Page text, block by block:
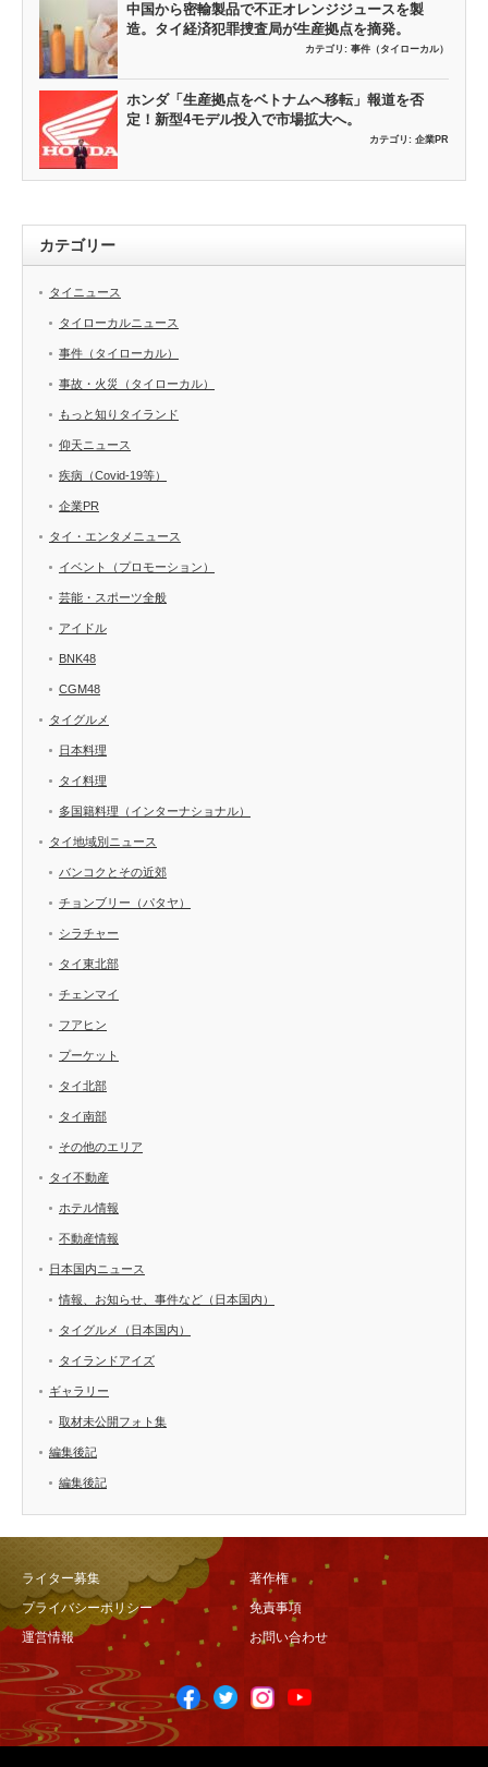
中国から密輸製品で不正オレンジジュースを製
造。タイ経済犯罪捜査局が生産拠点を摘発。
カテゴリ: 事件（タイローカル）
ホンダ「生産拠点をベトナムへ移転」報道を否
定！新型4モデル投入で市場拡大へ。
カテゴリ: 企業PR
カテゴリー
タイニュース
タイローカルニュース
事件（タイローカル）
事故・火災（タイローカル）
もっと知りタイランド
仰天ニュース
疾病（Covid-19等）
企業PR
タイ・エンタメニュース
イベント（プロモーション）
芸能・スポーツ全般
アイドル
BNK48
CGM48
タイグルメ
日本料理
タイ料理
多国籍料理（インターナショナル）
タイ地域別ニュース
バンコクとその近郊
チョンブリー（パタヤ）
シラチャー
タイ東北部
チェンマイ
フアヒン
プーケット
タイ北部
タイ南部
その他のエリア
タイ不動産
ホテル情報
不動産情報
日本国内ニュース
情報、お知らせ、事件など（日本国内）
タイグルメ（日本国内）
タイランドアイズ
ギャラリー
取材未公開フォト集
編集後記
編集後記
ライター募集
著作権
プライバシーポリシー
免責事項
運営情報
お問い合わせ